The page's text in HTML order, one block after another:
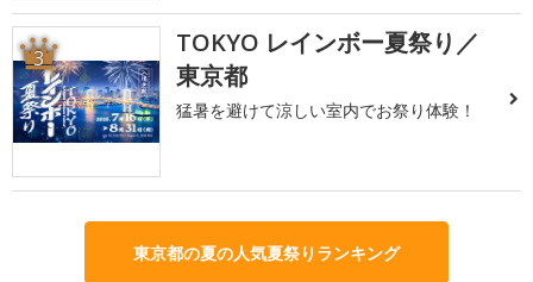
3
TOKYO レインボー夏祭り／
東京都
猛暑を避けて涼しい室内でお祭り体験！
東京都の夏の人気夏祭りランキング